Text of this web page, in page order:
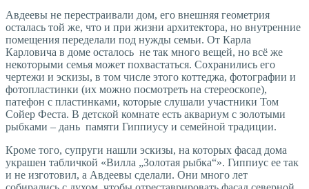
Авдеевы не перестраивали дом, его внешняя геометрия
осталась той же, что и при жизни архитектора, но внутренние
помещения переделали под нужды семьи. От Карла
Карловича в доме осталось не так много вещей, но всё же
некоторыми семья может похвастаться. Сохранились его
чертежи и эскизы, в том числе этого коттеджа, фотографии и
фотопластинки (их можно посмотреть на стереоскопе),
патефон с пластинками, которые слушали участники Том
Сойер Феста. В детской комнате есть аквариум с золотыми
рыбками – дань памяти Гиппиусу и семейной традиции.
Кроме того, супруги нашли эскизы, на которых фасад дома
украшен табличкой «Вилла „Золотая рыбка“». Гиппиус ее так
и не изготовил, а Авдеевы сделали. Они много лет